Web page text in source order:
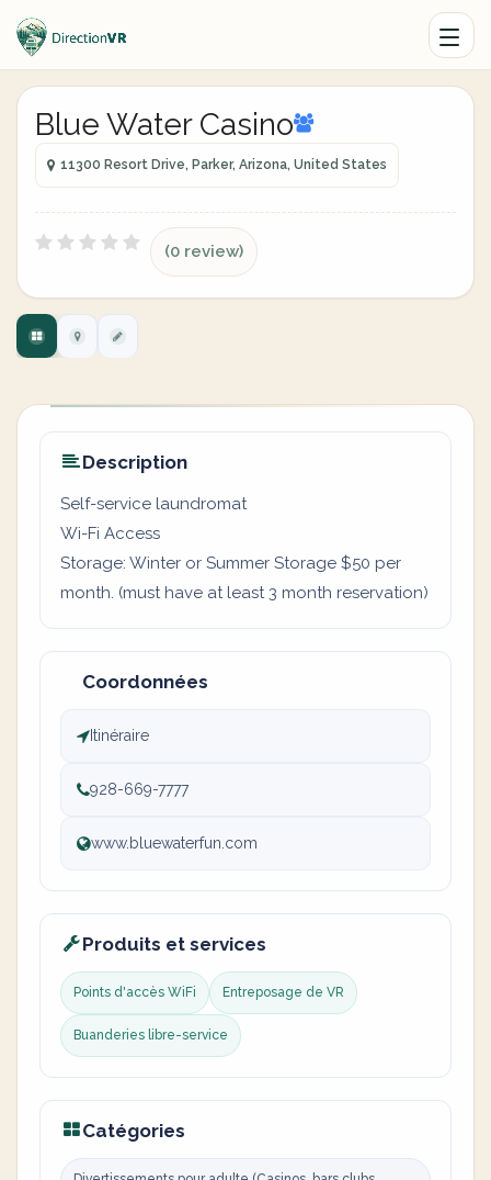
Blue Water Casino
11300 Resort Drive, Parker, Arizona, United States
(0 review)
Description
Self-service laundromat
Wi-Fi Access
Storage: Winter or Summer Storage $50 per
month. (must have at least 3 month reservation)
Coordonnées
Itinéraire
928-669-7777
www.bluewaterfun.com
Produits et services
Points d'accès WiFi Entreposage de VR
Buanderies libre-service
Catégories